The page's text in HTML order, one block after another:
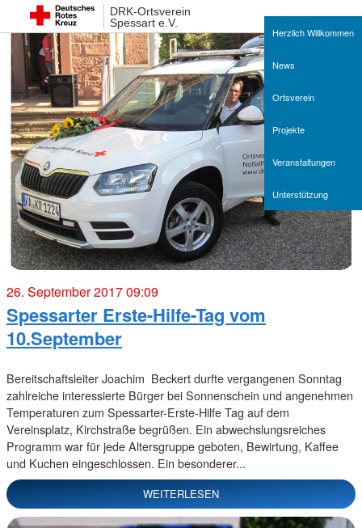
DRK-Ortsverein
Spessart e.V.
Herzlich Willkommen
News
Ortsverein
Projekte
Veranstaltungen
Unterstützung
26. September 2017 09:09
Spessarter Erste-Hilfe-Tag vom
10.September
Bereitschaftsleiter Joachim Beckert durfte vergangenen Sonntag
zahlreiche interessierte Bürger bei Sonnenschein und angenehmen
Temperaturen zum Spessarter-Erste-Hilfe Tag auf dem
Vereinsplatz, Kirchstraße begrüßen. Ein abwechslungsreiches
Programm war für jede Altersgruppe geboten, Bewirtung, Kaffee
und Kuchen eingeschlossen. Ein besonderer...
WEITERLESEN